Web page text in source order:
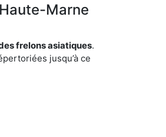
Marne
frelons asiatiques.
jusqu’à ce